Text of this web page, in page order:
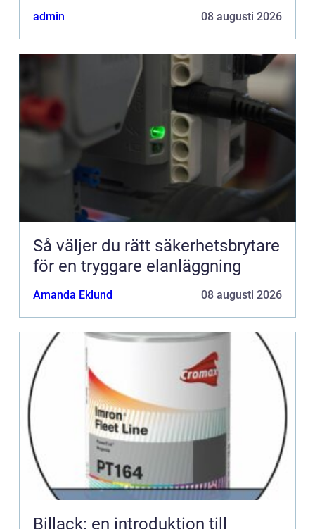
admin 08 augusti 2026
Så väljer du rätt säkerhetsbrytare
för en tryggare elanläggning
Amanda Eklund 08 augusti 2026
Billack: en introduktion till